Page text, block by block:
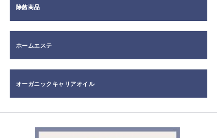
除菌商品
ホームエステ
オーガニックキャリアオイル